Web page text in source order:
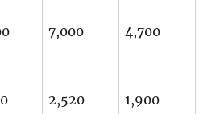
7,000 4,700
2,520 1,900